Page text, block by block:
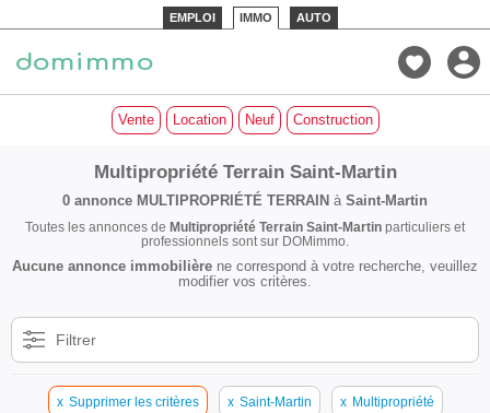
EMPLOI IMMO AUTO
Vente Location Neuf Construction
Multipropriété Terrain Saint-Martin
0 annonce MULTIPROPRIÉTÉ TERRAIN à Saint-Martin
Toutes les annonces de Multipropriété Terrain Saint-Martin particuliers et
professionnels sont sur DOMimmo.
Aucune annonce immobilière ne correspond à votre recherche, veuillez
modifier vos critères.
Filtrer
x Supprimer les critères x Saint-Martin x Multipropriété